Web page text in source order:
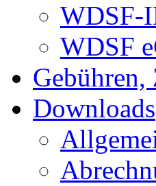
WDSF-
WDSF
Gebühren,
Downloads